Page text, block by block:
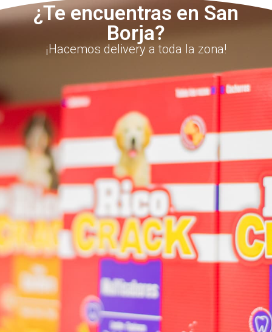
¿Te encuentras en San
Borja?
¡Hacemos delivery a toda la zona!